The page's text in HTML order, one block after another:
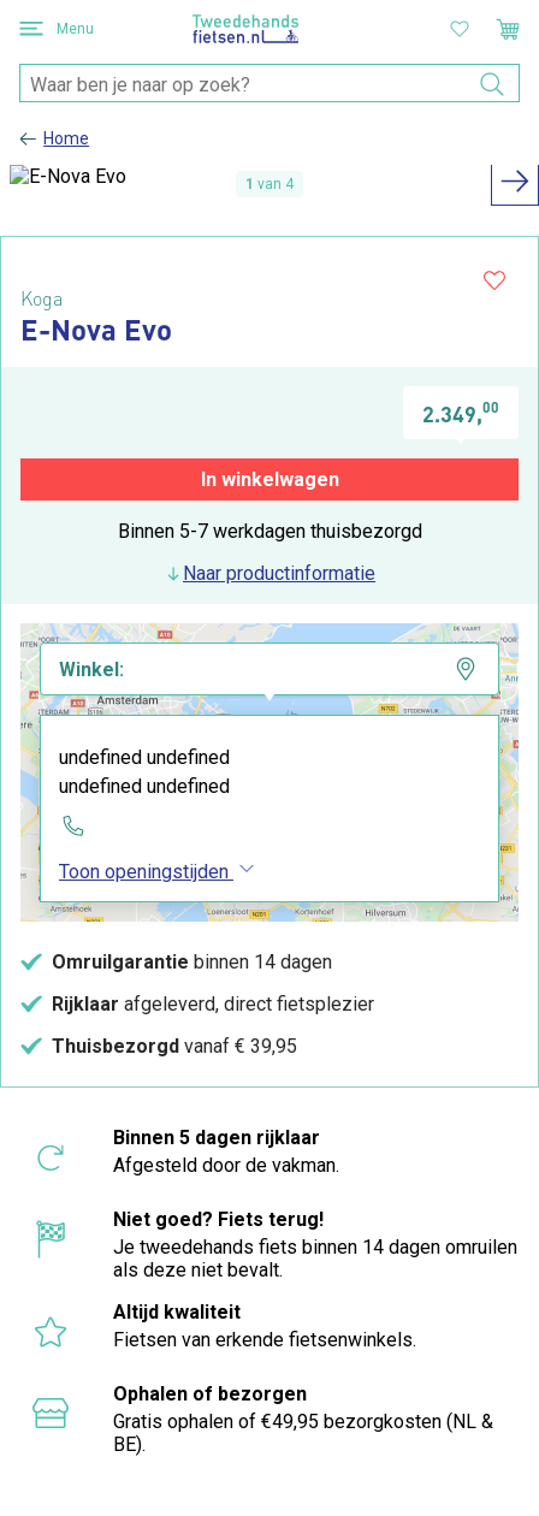
Menu
Home
1 van 4
Koga
E-Nova Evo
2.349,00
In winkelwagen
Binnen 5-7 werkdagen thuisbezorgd
Naar productinformatie
Winkel:
undefined undefined
undefined undefined
Toon openingstijden
Omruilgarantie binnen 14 dagen
Rijklaar afgeleverd, direct fietsplezier
Thuisbezorgd vanaf € 39,95
Binnen 5 dagen rijklaar
Afgesteld door de vakman.
Niet goed? Fiets terug!
Je tweedehands fiets binnen 14 dagen omruilen
als deze niet bevalt.
Altijd kwaliteit
Fietsen van erkende fietsenwinkels.
Ophalen of bezorgen
Gratis ophalen of €49,95 bezorgkosten (NL &
BE).